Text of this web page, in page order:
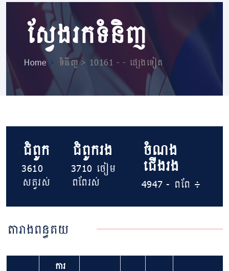
ស្វែងរកទំនិញ
Home> ទំនិញ > 10161 ​​​- ​​​- ផ្សេងទៀត
ជំពូក
3610
សត្វរស់
ជំពូករង
3710 ចៀម
ពពែរស់
ចំណង
ជើងរង
4947 ​​​- ពពែ ៖
តារាងពន្ធគយ
ការ